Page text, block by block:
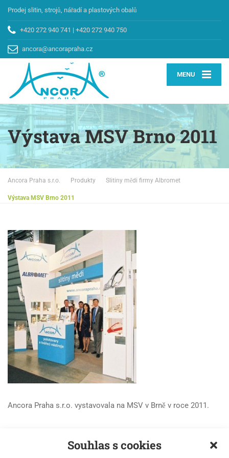
Souhlas s cookies
Prodej slitin, strojů, nářadí a plastových obalů
+420 272 940 741 | +420 272 940 750
ancora@ancorapraha.cz
MENU
Výstava MSV Brno 2011
Ancora Praha s.r.o. Produkty Slitiny mědi firmy Albromet
Výstava MSV Brno 2011
Ancora Praha s.r.o. vystavovala na MSV v Brně v roce 2011.